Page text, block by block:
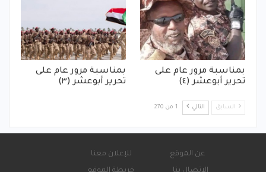
بمناسبة مرور عام على
تحرير أبوعشر (٤)
بمناسبة مرور عام على
تحرير أبوعشر (٣)
السابق التالي 1 من 270
عن الموقع
للإعلان معنا